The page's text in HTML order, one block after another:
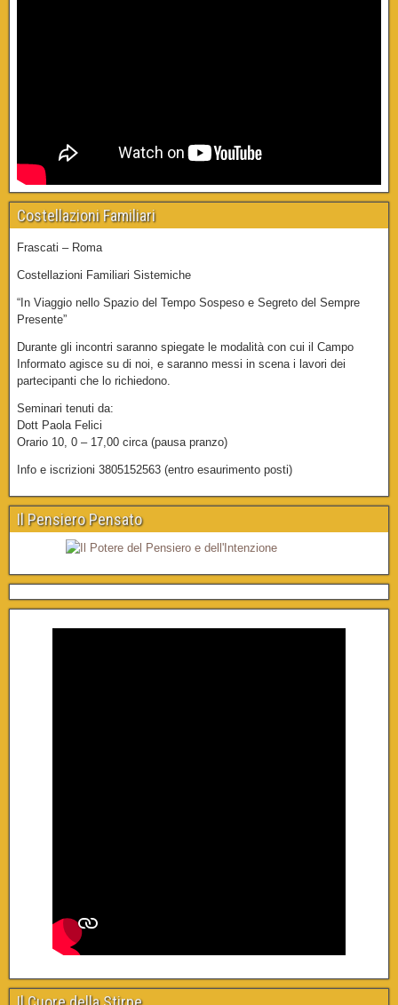
Costellazioni Familiari
Frascati – Roma
Costellazioni Familiari Sistemiche
“In Viaggio nello Spazio del Tempo Sospeso e Segreto del Sempre
Presente”
Durante gli incontri saranno spiegate le modalità con cui il Campo
Informato agisce su di noi, e saranno messi in scena i lavori dei
partecipanti che lo richiedono.
Seminari tenuti da:
Dott Paola Felici
Orario 10, 0 – 17,00 circa (pausa pranzo)
Info e iscrizioni 3805152563 (entro esaurimento posti)
Il Pensiero Pensato